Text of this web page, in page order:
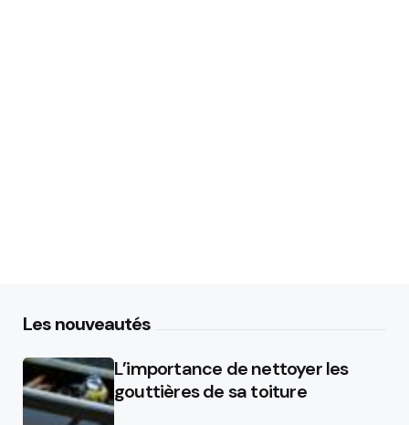
Les nouveautés
L’importance de nettoyer les
gouttières de sa toiture